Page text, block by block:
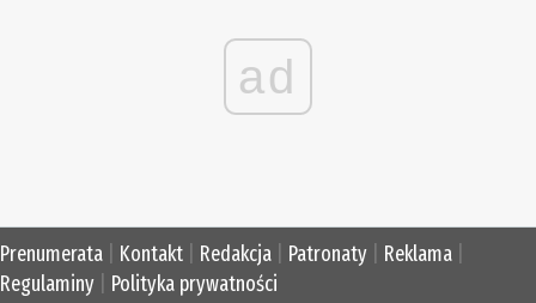
ad
Prenumerata Kontakt Redakcja Patronaty Reklama
Regulaminy
Polityka prywatności